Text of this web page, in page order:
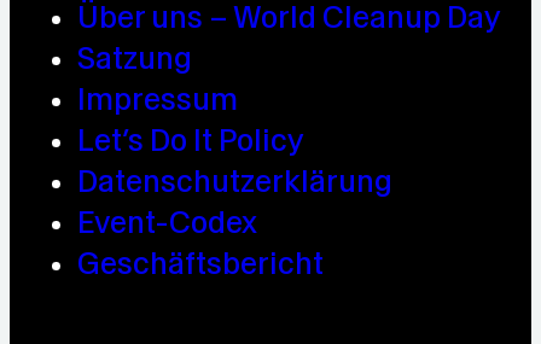
Über uns – World Cleanup Day
Satzung
Impressum
Let’s Do It Policy
Datenschutzerklärung
Event-Codex
Geschäftsbericht